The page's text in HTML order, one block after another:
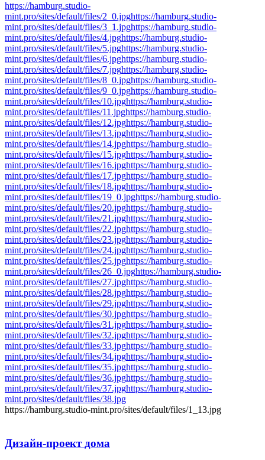
https://hamburg.studio-
mint.pro/sites/default/files/2_0.jpghttps://hamburg.studio-
mint.pro/sites/default/files/3_1.jpghttps://hamburg.studio-
mint.pro/sites/default/files/4.jpghttps://hamburg.studio-
mint.pro/sites/default/files/5.jpghttps://hamburg.studio-
mint.pro/sites/default/files/6.jpghttps://hamburg.studio-
mint.pro/sites/default/files/7.jpghttps://hamburg.studio-
mint.pro/sites/default/files/8_0.jpghttps://hamburg.studio-
mint.pro/sites/default/files/9_0.jpghttps://hamburg.studio-
mint.pro/sites/default/files/10.jpghttps://hamburg.studio-
mint.pro/sites/default/files/11.jpghttps://hamburg.studio-
mint.pro/sites/default/files/12.jpghttps://hamburg.studio-
mint.pro/sites/default/files/13.jpghttps://hamburg.studio-
mint.pro/sites/default/files/14.jpghttps://hamburg.studio-
mint.pro/sites/default/files/15.jpghttps://hamburg.studio-
mint.pro/sites/default/files/16.jpghttps://hamburg.studio-
mint.pro/sites/default/files/17.jpghttps://hamburg.studio-
mint.pro/sites/default/files/18.jpghttps://hamburg.studio-
mint.pro/sites/default/files/19_0.jpghttps://hamburg.studio-
mint.pro/sites/default/files/20.jpghttps://hamburg.studio-
mint.pro/sites/default/files/21.jpghttps://hamburg.studio-
mint.pro/sites/default/files/22.jpghttps://hamburg.studio-
mint.pro/sites/default/files/23.jpghttps://hamburg.studio-
mint.pro/sites/default/files/24.jpghttps://hamburg.studio-
mint.pro/sites/default/files/25.jpghttps://hamburg.studio-
mint.pro/sites/default/files/26_0.jpghttps://hamburg.studio-
mint.pro/sites/default/files/27.jpghttps://hamburg.studio-
mint.pro/sites/default/files/28.jpghttps://hamburg.studio-
mint.pro/sites/default/files/29.jpghttps://hamburg.studio-
mint.pro/sites/default/files/30.jpghttps://hamburg.studio-
mint.pro/sites/default/files/31.jpghttps://hamburg.studio-
mint.pro/sites/default/files/32.jpghttps://hamburg.studio-
mint.pro/sites/default/files/33.jpghttps://hamburg.studio-
mint.pro/sites/default/files/34.jpghttps://hamburg.studio-
mint.pro/sites/default/files/35.jpghttps://hamburg.studio-
mint.pro/sites/default/files/36.jpghttps://hamburg.studio-
mint.pro/sites/default/files/37.jpghttps://hamburg.studio-
mint.pro/sites/default/files/38.jpg
https://hamburg.studio-mint.pro/sites/default/files/1_13.jpg
Дизайн-проект дома